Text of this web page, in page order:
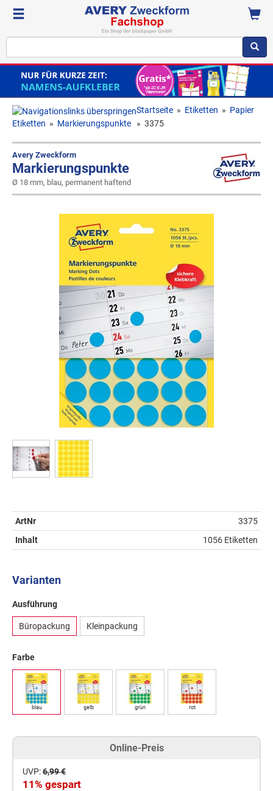
Startseite » Etiketten » Papier
Etiketten » Markierungspunkte » 3375
Avery Zweckform
Markierungspunkte
Ø 18 mm, blau, permanent haftend
ArtNr
3375
Inhalt
1056 Etiketten
Varianten
Ausführung
Büropackung Kleinpackung
Farbe
blau gelb grün rot
Online-Preis
UVP:6,99 €
11% gespart